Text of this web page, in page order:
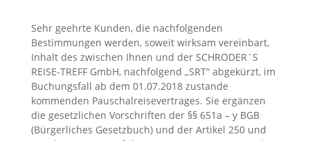
Sehr geehrte Kunden, die nachfolgenden
Bestimmungen werden, soweit wirksam vereinbart,
Inhalt des zwischen Ihnen und der SCHRÖDER`S
REISE-TREFF GmbH, nachfolgend „SRT“ abgekürzt, im
Buchungsfall ab dem 01.07.2018 zustande
kommenden Pauschalreisevertrages. Sie ergänzen
die gesetzlichen Vorschriften der §§ 651a – y BGB
(Bürgerliches Gesetzbuch) und der Artikel 250 und